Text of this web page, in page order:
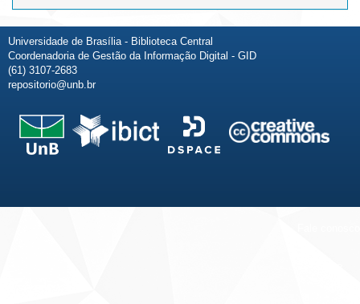
Universidade de Brasília - Biblioteca Central
Coordenadoria de Gestão da Informação Digital - GID
(61) 3107-2683
repositorio@unb.br